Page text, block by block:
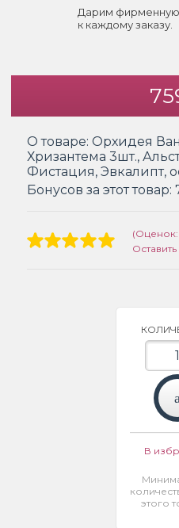
Дарим фирменную
к каждому заказу.
О товаре: Орхидея
Хризантема 3шт.,
Фистация, Эвкалипт,
Бонусов за этот товар:
(Оценок:
В
этого